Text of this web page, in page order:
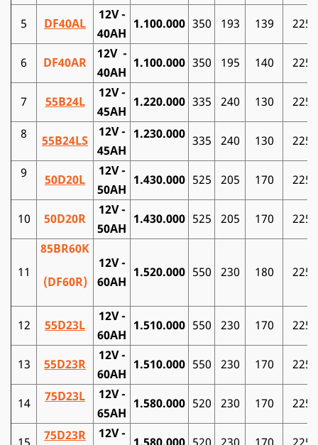
5 DF40AL
12V -
40AH
1.100.000 350 193 139 225
6 DF40AR
12V -
40AH
1.100.000 350 195 140 225
7 55B24L
12V -
45AH
1.220.000 335 240 130 225
8 55B24LS
12V -
45AH
1.230.000 335 240 130 225
9 50D20L
12V -
50AH
1.430.000 525 205 170 225
10 50D20R
12V -
50AH
1.430.000 525 205 170 225
11
85BR60K
(DF60R)
12V -
60AH
1.520.000 550 230 180 225
12 55D23L
12V -
60AH
1.510.000 550 230 170 225
13 55D23R
12V -
60AH
1.510.000 550 230 170 225
14 75D23L
12V -
65AH
1.580.000 520 230 170 225
75D23R
12V -